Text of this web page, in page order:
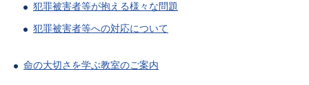
犯罪被害者等が抱える様々な問題
犯罪被害者等への対応について
命の大切さを学ぶ教室のご案内